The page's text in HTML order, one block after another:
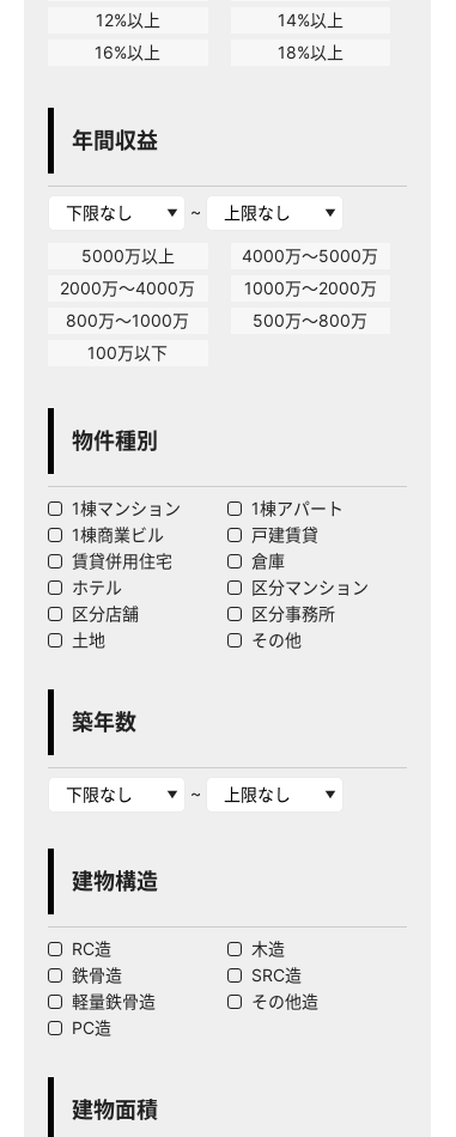
12%以上
14%以上
16%以上
18%以上
年間収益
~
5000万以上
4000万～5000万
2000万～4000万
1000万～2000万
800万～1000万
500万～800万
100万以下
物件種別
1棟マンション
1棟アパート
1棟商業ビル
戸建賃貸
賃貸併用住宅
倉庫
ホテル
区分マンション
区分店舗
区分事務所
土地
その他
築年数
~
建物構造
RC造
木造
鉄骨造
SRC造
軽量鉄骨造
その他造
PC造
建物面積